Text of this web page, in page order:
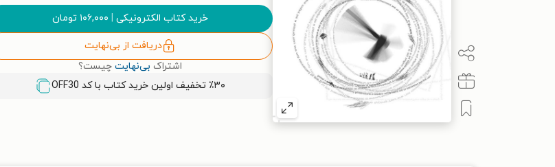
خرید کتاب الکترونیکی | ۱۰۶,۰۰۰ تومان
دریافت از بی‌نهایت
اشتراک بی‌نهایت چیست؟
٪۳۰ تخفیف اولین خرید کتاب با کد
OFF30